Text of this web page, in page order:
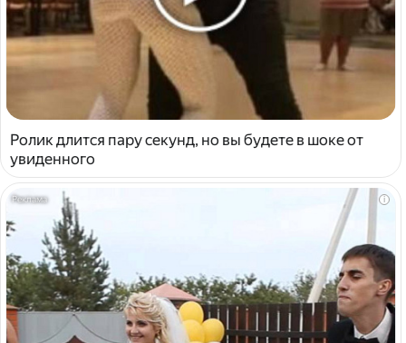
Ролик длится пару секунд, но вы будете в шоке от
увиденного
i